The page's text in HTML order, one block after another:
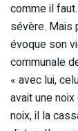
comme il
sévère. Mais
évoque son
communale
« avec lui,
avait une
noix, il la